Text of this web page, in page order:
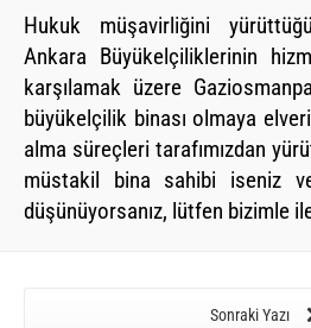
Hukuk müşavirliğini
Ankara Büyükelçiliklerinin
karşılamak üzere
büyükelçilik binası olmaya
alma süreçleri tarafımızdan
müstakil bina sahibi iseniz
düşünüyorsanız, lütfen bizimle
Sonraki Yazı